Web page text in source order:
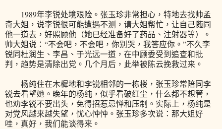
1989年李锐处境艰险。张玉珍非常担心，特地去找帅孟
奇大姐，说李锐很可能遭遇不测，请大姐帮忙，让自己随同
他一道去，好照顾他（她已经准备好了药品、注射器等）。
帅大姐说：“不会吧，不会吧，你别哭，我答应你。”不久李
锐同杜润生、李昌、于光远一道，在中顾委受到追查和批
判，趋势是清除出党。几个月后，此举被陈云挽救过来。
杨纯住在木樨地和李锐相邻的一栋楼，张玉珍常陪同李
锐去看望她。晚年的杨纯，似乎看破红尘，什么都不想管，
也劝李锐不要出头，免得招惹忌惮和压制。实际上，杨纯是
对党风越来越失望，忧心忡忡。张玉珍多次说：那大姐好
哇，真好，我们能谈得来。